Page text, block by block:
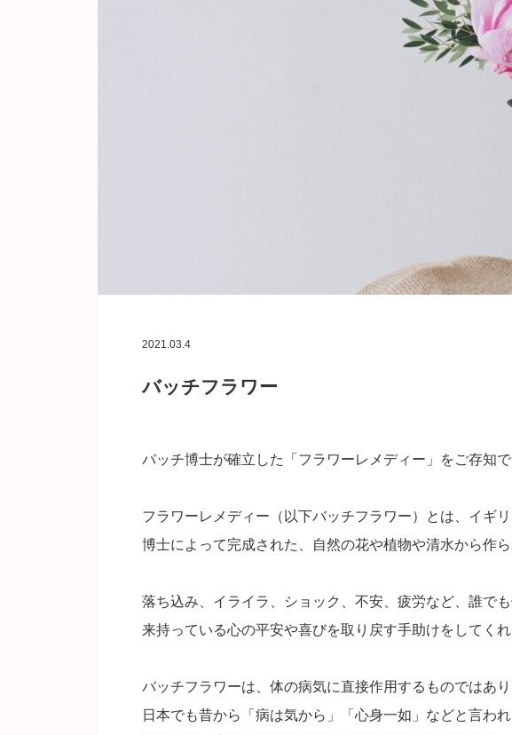
2021.03.4
バッチフラワー
バッチ博士が確立した「フラワーレメディー」をご存知
フラワーレメディー（以下バッチフラワー）とは、イギ
博士によって完成された、自然の花や植物や清水から作
落ち込み、イライラ、ショック、不安、疲労など、誰で
来持っている心の平安や喜びを取り戻す手助けをしてくれ
バッチフラワーは、体の病気に直接作用するものではあり
日本でも昔から「病は気から」「心身一如」などと言わ